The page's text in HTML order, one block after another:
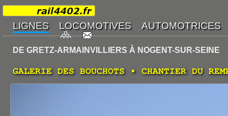
DE GRETZ-ARMAINVILLIERS À NOGENT-SUR-SEINE
GALERIE DES BOUCHOTS • CHANTIER DU